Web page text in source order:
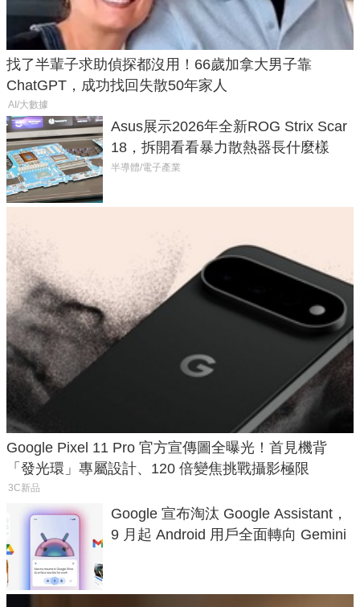
找了半輩子求助偵探都沒用！66歲加拿大男子靠
ChatGPT，成功找回失散50年家人
AI/大數據
Asus展示2026年全新ROG Strix Scar
18，拆開看看暴力散熱器長什麼樣
半導體/電子產業
Google Pixel 11 Pro 官方宣傳圖全曝光！首見機背
「發光環」專屬設計、120 倍變焦挑戰攝影極限
3C新品
Google 宣布淘汰 Google Assistant，
9 月起 Android 用戶全面轉向 Gemini